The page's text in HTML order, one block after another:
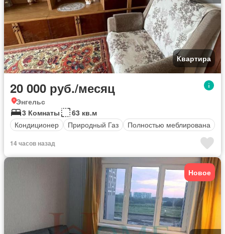
Квартира
20 000 руб./месяц
Энгельс
3 Комнаты
63 кв.м
Кондиционер
Природный Газ Полностью меблирована
14 часов назад
Новое